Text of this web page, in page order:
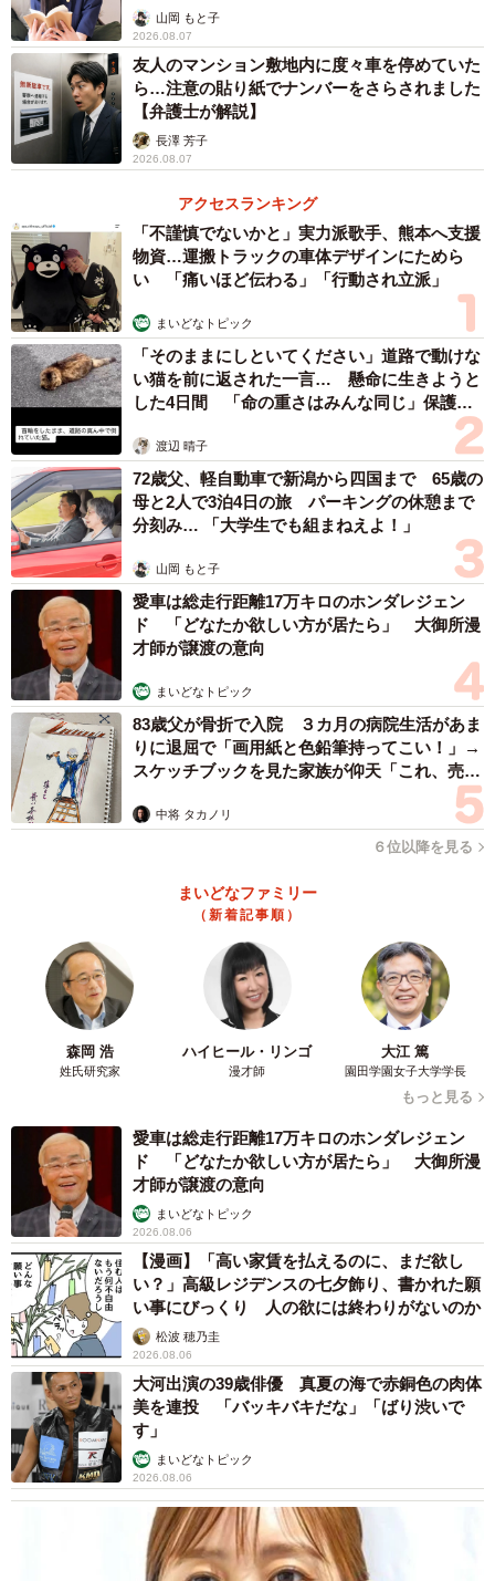
山岡 もと子
2026.08.07
友人のマンション敷地内に度々車を停めていた
ら…注意の貼り紙でナンバーをさらされました
【弁護士が解説】
長澤 芳子
2026.08.07
アクセスランキング
「不謹慎でないかと」実力派歌手、熊本へ支援
物資…運搬トラックの車体デザインにためら
い 「痛いほど伝わる」「行動され立派」
まいどなトピック
「そのままにしといてください」道路で動けな
い猫を前に返された一言… 懸命に生きようと
した4日間 「命の重さはみんな同じ」保護団
渡辺 晴子
72歳父、軽自動車で新潟から四国まで 65歳の
母と2人で3泊4日の旅 パーキングの休憩まで
分刻み… 「大学生でも組まねえよ！」
山岡 もと子
愛車は総走行距離17万キロのホンダレジェン
ド 「どなたか欲しい方が居たら」 大御所漫
才師が譲渡の意向
まいどなトピック
83歳父が骨折で入院 ３カ月の病院生活があま
りに退屈で「画用紙と色鉛筆持ってこい！」→
スケッチブックを見た家族が仰天「これ、売れ
中将 タカノリ
６位以降を見る
まいどなファミリー
（新着記事順）
森岡 浩
姓氏研究家
ハイヒール・リンゴ
漫才師
大江 篤
園田学園女子大学学長
もっと見る
愛車は総走行距離17万キロのホンダレジェン
ド 「どなたか欲しい方が居たら」 大御所漫
才師が譲渡の意向
まいどなトピック
2026.08.06
【漫画】「高い家賃を払えるのに、まだ欲し
い？」高級レジデンスの七夕飾り、書かれた願
い事にびっくり 人の欲には終わりがないのか
松波 穂乃圭
2026.08.06
大河出演の39歳俳優 真夏の海で赤銅色の肉体
美を連投 「バッキバキだな」「ばり渋いで
す」
まいどなトピック
2026.08.06